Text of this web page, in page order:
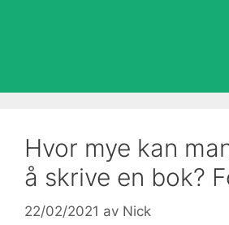
Hvor mye kan
å skrive en bok?
22/02/2021 av Nick